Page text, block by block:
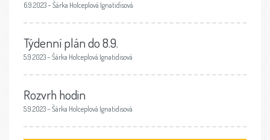
6.9.2023 – Šárka Holceplová Ignatidisová
Týdenní plán do 8.9.
5.9.2023 – Šárka Holceplová Ignatidisová
Rozvrh hodin
5.9.2023 – Šárka Holceplová Ignatidisová